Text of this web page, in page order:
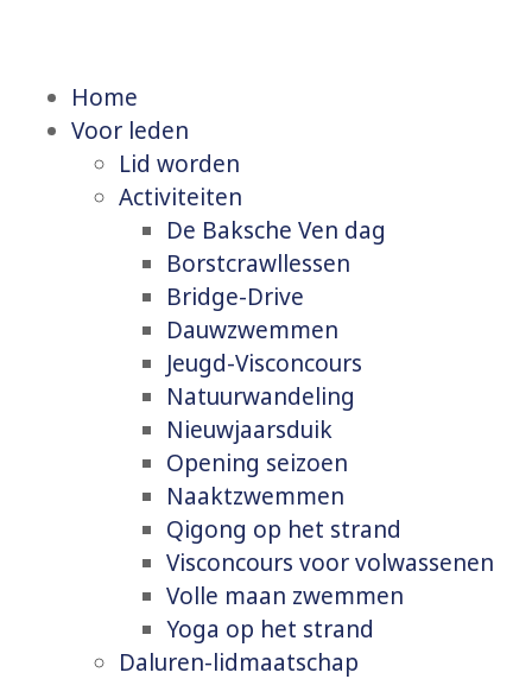
Home
Voor leden
Lid worden
Activiteiten
De Baksche Ven dag
Borstcrawllessen
Bridge-Drive
Dauwzwemmen
Jeugd-Visconcours
Natuurwandeling
Nieuwjaarsduik
Opening seizoen
Naaktzwemmen
Qigong op het strand
Visconcours voor volwassenen
Volle maan zwemmen
Yoga op het strand
Daluren-lidmaatschap